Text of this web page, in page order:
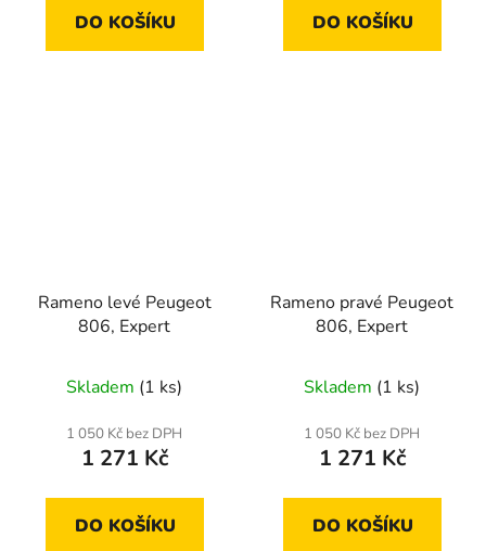
DO KOŠÍKU DO KOŠÍKU
Rameno levé Peugeot
806, Expert
Skladem (1 ks)
1 050 Kč bez DPH
1 271 Kč
DO KOŠÍKU
Rameno pravé Peugeot
806, Expert
Skladem (1 ks)
1 050 Kč bez DPH
1 271 Kč
DO KOŠÍKU